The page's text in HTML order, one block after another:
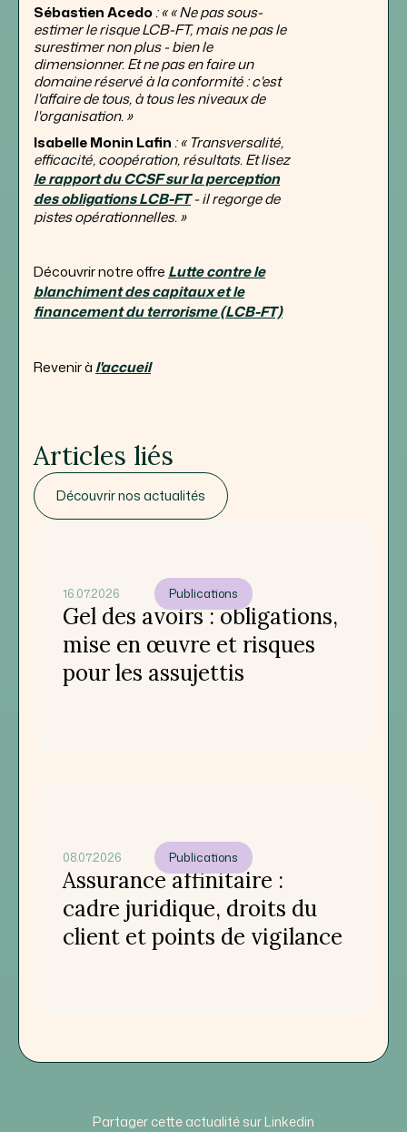
Sébastien Acedo: « « Ne pas sous-
estimer le risque LCB-FT, mais ne pas le
surestimer non plus - bien le
dimensionner. Et ne pas en faire un
domaine réservé à la conformité : c'est
l'affaire de tous, à tous les niveaux de
l'organisation. »
Isabelle Monin Lafin : « Transversalité,
efficacité, coopération, résultats. Et lisez
le rapport du CCSF sur la perception
des obligations LCB-FT- il regorge de
pistes opérationnelles. »
Découvrir notre offre Lutte contre le
blanchiment des capitaux et le
financement du terrorisme (LCB-FT)
Revenir à l'accueil
Articles liés
Découvrir nos actualités
16.07.2026
Gel des avoirs : obligations,
mise en œuvre et risques
pour les assujettis
Publications
08.07.2026
Assurance affinitaire :
cadre juridique, droits du
client et points de vigilance
Publications
Partager cette actualité sur Linkedin